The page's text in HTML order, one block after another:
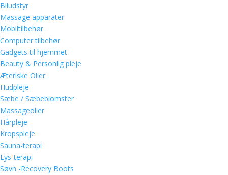
Biludstyr
Massage apparater
Mobiltilbehør
Computer tilbehør
Gadgets til hjemmet
Beauty & Personlig pleje
Æteriske Olier
Hudpleje
Sæbe / Sæbeblomster
Massageolier
Hårpleje
Kropspleje
Sauna-terapi
Lys-terapi
Søvn -Recovery Boots